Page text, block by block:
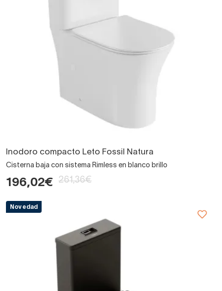
Inodoro compacto Leto Fossil Natura
Cisterna baja con sistema Rimless en blanco brillo
196,02€ 261,36€
Novedad